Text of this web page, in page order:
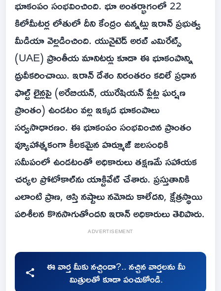
భూకంపం సంభవించింది. భూ అంతర్భాగంలో 22
కిలోమీటర్ల లోతులో దీని కేంద్రం ఉన్నట్లు ఇరాన్ ప్రభుత్వ
మీడియా వెల్లడించింది. యునైటెడ్ అరబ్ ఎమిరేట్స్
(UAE) ప్రాంతీయ మానిటర్లు కూడా ఈ భూకంపాన్ని
ధ్రువీకరించాయి. ఇరాన్ దేశం నిరంతరం కదిలే ప్రధాన
ఫాల్ట్ లైన్లపై (అరేబియన్, యురేషియన్ ప్లేట్ల ఘర్షణ
ప్రాంతం) ఉండటం వల్ల ఇక్కడ భూకంపాలు
సర్వసాధారణం. ఈ భూకంపం సంభవించిన ప్రాంతం
వ్యూహాత్మకంగా కీలకమైన హర్మూజ్ జలసంధికి
సమీపంలో ఉండటంతో అధికారులు తక్షణమే సహాయక
చర్యల ప్రోటోకాల్‌ను యాక్టివేట్ చేశారు. ప్రస్తుతానికి
ఎలాంటి ప్రాణ, ఆస్తి నష్టాలు నమోదు కాలేదని, క్షేత్రస్థాయి
పరిశీలన కొనసాగుతోందని ఇరాన్ అధికారులు తెలిపారు.
ADVERTISEMENT
ఈ వార్త మీకు నచ్చిందా?.. నచ్చిన వార్తలను మీ
మిత్రులతో కూడా పంచుకోండి.